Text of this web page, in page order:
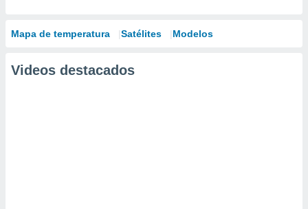
Mapa de temperatura Satélites Modelos
Videos destacados